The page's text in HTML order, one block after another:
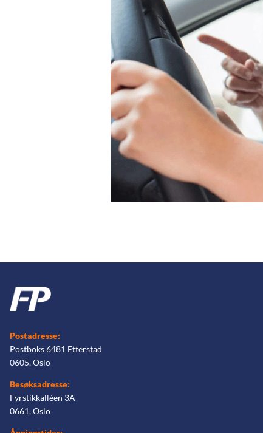
Postadresse:
Postboks 6481 Etterstad
0605, Oslo
Besøksadresse:
Fyrstikkalléen 3A
0661, Oslo